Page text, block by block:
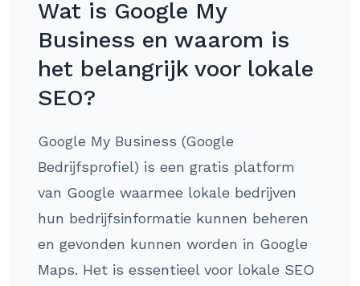
Wat is Google My
Business en waarom is
het belangrijk voor lokale
SEO?
Google My Business (Google
Bedrijfsprofiel) is een gratis platform
van Google waarmee lokale bedrijven
hun bedrijfsinformatie kunnen beheren
en gevonden kunnen worden in Google
Maps. Het is essentieel voor lokale SEO